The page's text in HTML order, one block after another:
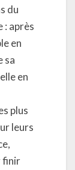
du
: après
en
sa
en
plus
leurs
finir